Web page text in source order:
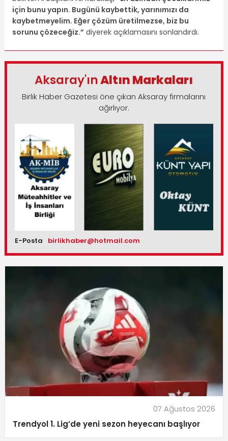
için bunu yapın. Bugünü kaybettik, yarınımızı da
kaybetmeyelim. Eğer çözüm üretilmezse, biz bu
sorunu çözeceğiz.” diyerek açıklamasını sonlandırdı.
Aksaray'ınAltın Markaları
Birlik Haber Gazetesi öne çıkan Aksaray firmalarını
ağırlıyor.
E-Posta birlikhaber@hotmail.com
07 Ağustos 2026
Trendyol 1. Lig’de yeni sezon heyecanı başlıyor